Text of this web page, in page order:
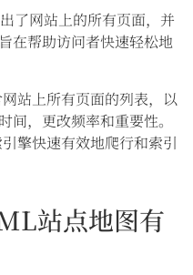
了网站上的所有页面，并
在帮助访问者快速轻松地
站上所有页面的列表，以
间，更改频率和重要性。
擎快速有效地爬行和索引
站点地图有